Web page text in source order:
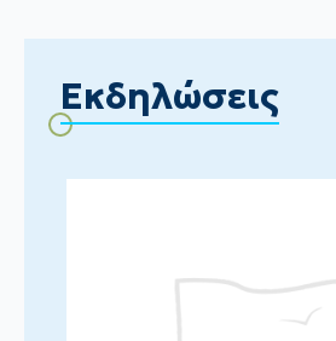
Εκδηλώσεις